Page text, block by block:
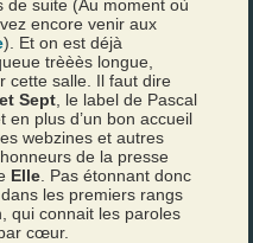
de suite (Au moment où
encore venir aux
). Et on est déjà
trèèès longue,
cette salle. Il faut dire
Sept , le label de Pascal
en plus d’un bon accueil
webzines et autres
de la presse
Elle . Pas étonnant donc
les premiers rangs
qui connait les paroles
cœur.